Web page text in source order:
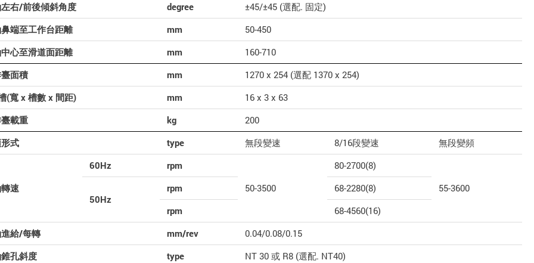
右/前後傾斜角度
degree
±45/±45 (選配. 固定)
端至工作台距離
mm
50-450
心至滑道面距離
mm
160-710
面積
mm
1270 x 254 (選配 1370 x 254)
(寬 x 槽數 x 間距)
mm
16 x 3 x 63
載重
kg
200
式
type 無段變速 8/16段變速 無段變頻
速
60Hz
rpm
50-3500
80-2700(8)
55-3600
50Hz
rpm
68-2280(8)
rpm
68-4560(16)
給/每轉
mm/rev
0.04/0.08/0.15
孔斜度
type
NT 30 或 R8 (選配. NT40)